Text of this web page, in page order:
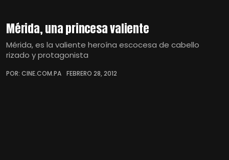
Mérida, una princesa valiente
Mérida, es la valiente heroína escocesa de cabello
rizado y protagonista
POR: CINE.COM.PA FEBRERO 28, 2012